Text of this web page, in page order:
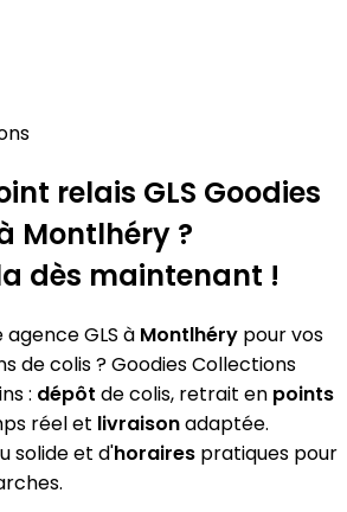
Goodies Collections
relais GLS Goodies
Montlhéry ?
dès maintenant !
GLS à Montlhéry pour vos
de colis ? Goodies Collections
: dépôt de colis, retrait en points
réel et livraisonadaptée.
solide et d'horaires pratiques pour